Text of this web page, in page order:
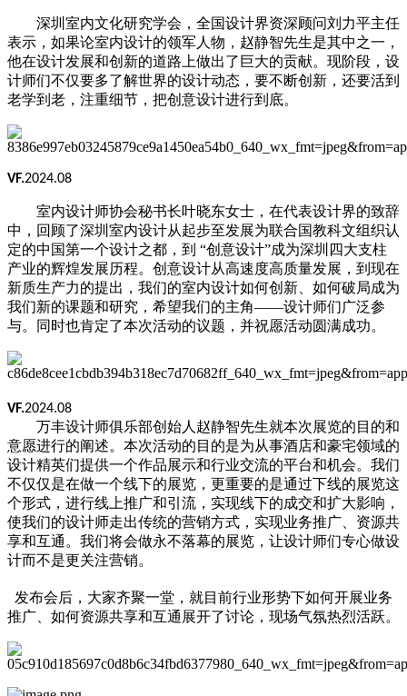
深圳室内文化研究学会，全国设计界资深顾问刘力平主任
表示，如果论室内设计的领军人物，赵静智先生是其中之一，
他在设计发展和创新的道路上做出了巨大的贡献。现阶段，设
计师们不仅要多了解世界的设计动态，要不断创新，还要活到
老学到老，注重细节，把创意设计进行到底。
VF.2024.08
室内设计师协会秘书长叶晓东女士，在代表设计界的致辞
中 ， 回顾了深圳室内设计从起步至发展为联合国教科文组织认
定的中国第一个设计之都，到 “创意设计”成为深圳四大支柱
产业的辉煌发展历程。创意设计从高速度高质量发展，到现在
新质生产力的提出，我们的室内设计如何创新、如何破局成为
我们新的课题和研究，希望我们的主角——设计师们广泛参
与。同时也肯定了本次活动的议题，并祝愿活动圆满成功。
VF.2024.08
万丰设计师俱乐部创始人赵静智先生就本次展览的目的和
意愿进行的阐述。本次活动的目的是为从事酒店和豪宅领域的
设计精英们提供一个作品展示和行业交流的平台和机会。我们
不仅仅是在做一个线下的展览，更重要的是通过下线的展览这
个形式， 进行线上推广和引流，实现线下的成交和扩大影响，
使我们的设计师走出传统的营销方式，实现业务推广、资源共
享和互通。我们将会做永不落幕的展览，让设计师们专心做设
计而不是更关注营销。
发布会后，大家齐聚一堂，就目前行业形势下如何开展业务
推广、如何资源共享和互通展开了讨论，现场气氛热烈活跃。